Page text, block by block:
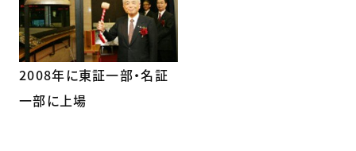
2008年に東証一部・名証
一部に上場